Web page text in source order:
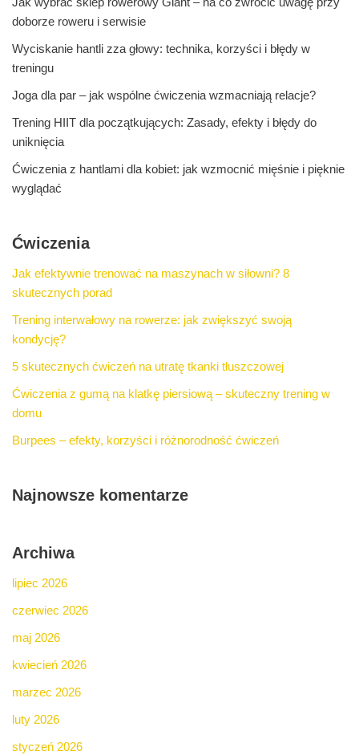
doborze roweru i serwisie
Wyciskanie hantli zza głowy: technika, korzyści i błędy w
treningu
Joga dla par – jak wspólne ćwiczenia wzmacniają relacje?
Trening HIIT dla początkujących: Zasady, efekty i błędy do
uniknięcia
Ćwiczenia z hantlami dla kobiet: jak wzmocnić mięśnie i pięknie
wyglądać
Ćwiczenia
Jak efektywnie trenować na maszynach w siłowni? 8
skutecznych porad
Trening interwałowy na rowerze: jak zwiększyć swoją
kondycję?
5 skutecznych ćwiczeń na utratę tkanki tłuszczowej
Ćwiczenia z gumą na klatkę piersiową – skuteczny trening w
domu
Burpees – efekty, korzyści i różnorodność ćwiczeń
Najnowsze komentarze
Archiwa
lipiec 2026
czerwiec 2026
maj 2026
kwiecień 2026
marzec 2026
luty 2026
styczeń 2026